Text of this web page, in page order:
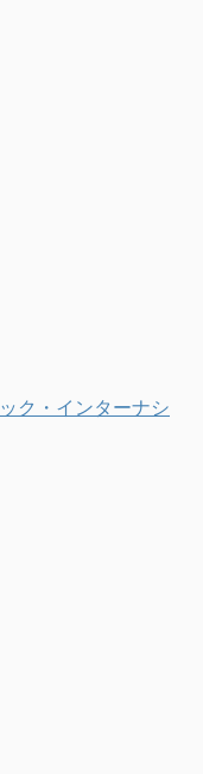
ク・インターナシ